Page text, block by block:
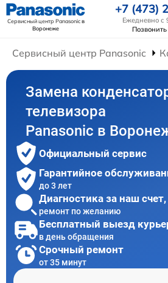
Сервисный центр Panasonicв
Воронеже
+7 (473)
Ежедневно с
Позвонить
Сервисный центр Panasonic
Замена
телевизора
Panasonic в
Официальный сервис
Гарантийное
до 3 лет
Диагностика за наш счет,
ремонт по желанию
Бесплатный выезд
в день обращения
Срочный ремонт
от 35 минут